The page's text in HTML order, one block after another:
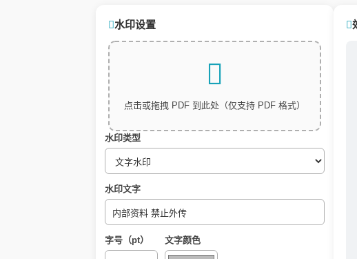
水印设置
点击或拖拽 PDF 到此处（仅支持 PDF 格式）
水印类型
水印文字
字号（pt） 文字颜色